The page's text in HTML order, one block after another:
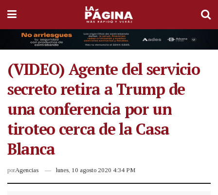
(VIDEO) Agente del servicio
secreto retira a Trump de
una conferencia por un
tiroteo cerca de la Casa
Blanca
porAgencias lunes, 10 agosto 2020 4:34 PM